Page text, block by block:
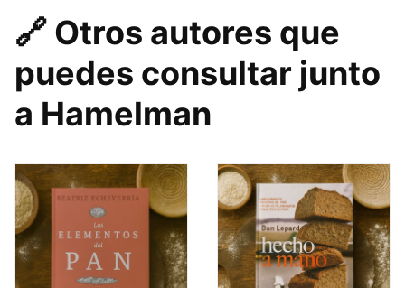
🔗 Otros autores que
puedes consultar junto
a Hamelman